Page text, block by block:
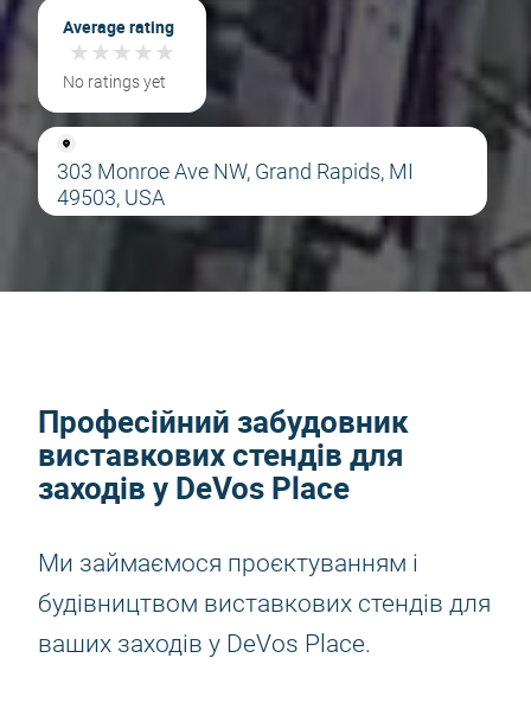
Average rating
★★★★★
★★★★★
No ratings yet
303 Monroe Ave NW, Grand Rapids, MI
49503, USA
Професійний забудовник
виставкових стендів для
заходів у DeVos Place
Ми займаємося проєктуванням і
будівництвом виставкових стендів для
ваших заходів у DeVos Place.